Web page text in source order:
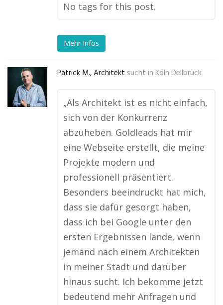
No tags for this post.
Mehr Infos
Patrick M., Architekt sucht in Köln Dellbrück
„Als Architekt ist es nicht einfach,
sich von der Konkurrenz
abzuheben. Goldleads hat mir
eine Webseite erstellt, die meine
Projekte modern und
professionell präsentiert.
Besonders beeindruckt hat mich,
dass sie dafür gesorgt haben,
dass ich bei Google unter den
ersten Ergebnissen lande, wenn
jemand nach einem Architekten
in meiner Stadt und darüber
hinaus sucht. Ich bekomme jetzt
bedeutend mehr Anfragen und